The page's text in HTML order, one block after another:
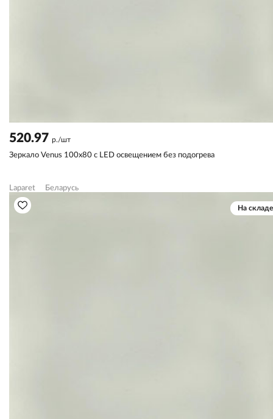
520.97 р./шт
Зеркало Venus 100х80 с LED освещением без подогрева
Laparet Беларусь
На складе